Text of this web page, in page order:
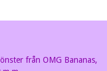
från OMG Bananas,